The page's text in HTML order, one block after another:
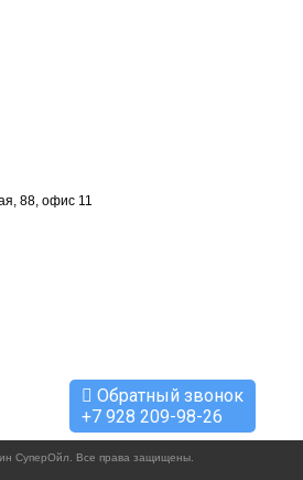
88, офис 11
СуперОйл. Все права защищены.
Обратный звонок
+7 928 209-98-26